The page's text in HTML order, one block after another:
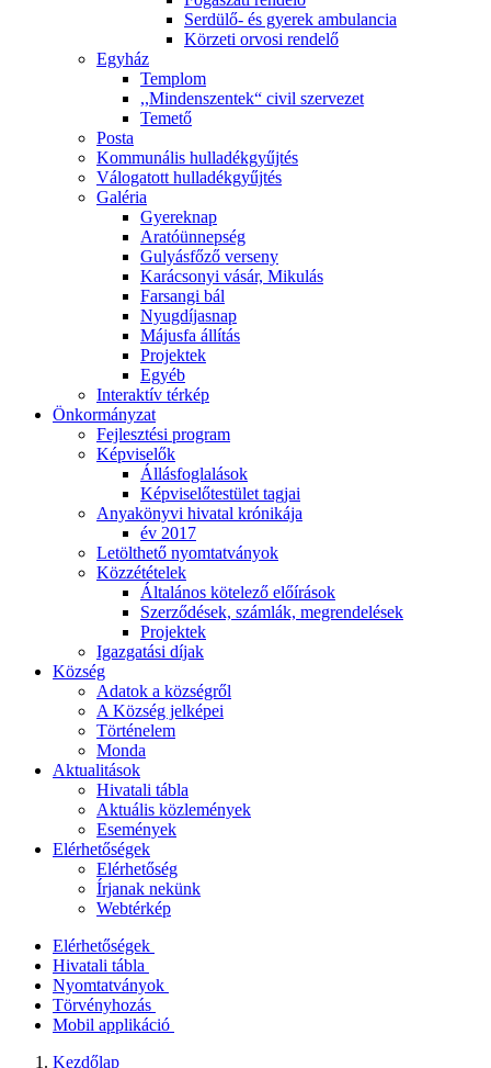
Serdülő- és gyerek ambulancia
Körzeti orvosi rendelő
Egyház
Templom
,,Mindenszentek“ civil szervezet
Temető
Posta
Kommunális hulladékgyűjtés
Válogatott hulladékgyűjtés
Galéria
Gyereknap
Aratóünnepség
Gulyásfőző verseny
Karácsonyi vásár, Mikulás
Farsangi bál
Nyugdíjasnap
Májusfa állítás
Projektek
Egyéb
Interaktív térkép
Önkormányzat
Fejlesztési program
Képviselők
Állásfoglalások
Képviselőtestület tagjai
Anyakönyvi hivatal krónikája
év 2017
Letölthető nyomtatványok
Közzétételek
Általános kötelező előírások
Szerződések, számlák, megrendelések
Projektek
Igazgatási díjak
Község
Adatok a községről
A Község jelképei
Történelem
Monda
Aktualitások
Hivatali tábla
Aktuális közlemények
Események
Elérhetőségek
Elérhetőség
Írjanak nekünk
Webtérkép
Elérhetőségek
Hivatali tábla
Nyomtatványok
Törvényhozás
Mobil applikáció
Kezdőlap